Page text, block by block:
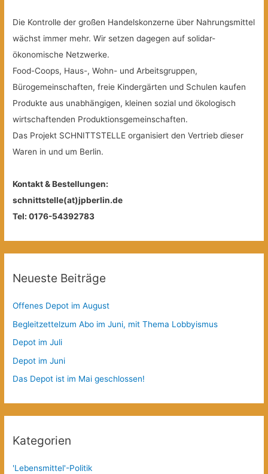
Die Kontrolle der großen Handelskonzerne über Nahrungsmittel
wächst immer mehr. Wir setzen dagegen auf solidar-
ökonomische Netzwerke.
Food-Coops, Haus-, Wohn- und Arbeitsgruppen,
Bürogemeinschaften, freie Kindergärten und Schulen kaufen
Produkte aus unabhängigen, kleinen sozial und ökologisch
wirtschaftenden Produktionsgemeinschaften.
Das Projekt SCHNITTSTELLE organisiert den Vertrieb dieser
Waren in und um Berlin.
Kontakt & Bestellungen:
schnittstelle(at)jpberlin.de
Tel: 0176-54392783
Neueste Beiträge
Offenes Depot im August
Begleitzettelzum Abo im Juni, mit Thema Lobbyismus
Depot im Juli
Depot im Juni
Das Depot ist im Mai geschlossen!
Kategorien
'Lebensmittel'-Politik